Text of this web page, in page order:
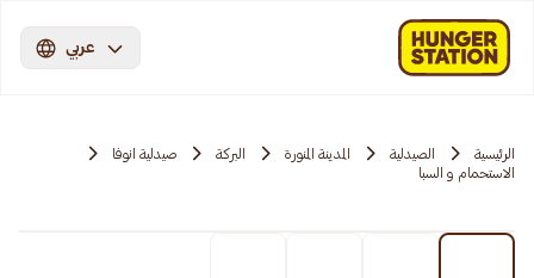
عربي
الرئيسية الصيدلية المدينة المنورة البركة
صيدلية انوفا
الاستحمام و السبا